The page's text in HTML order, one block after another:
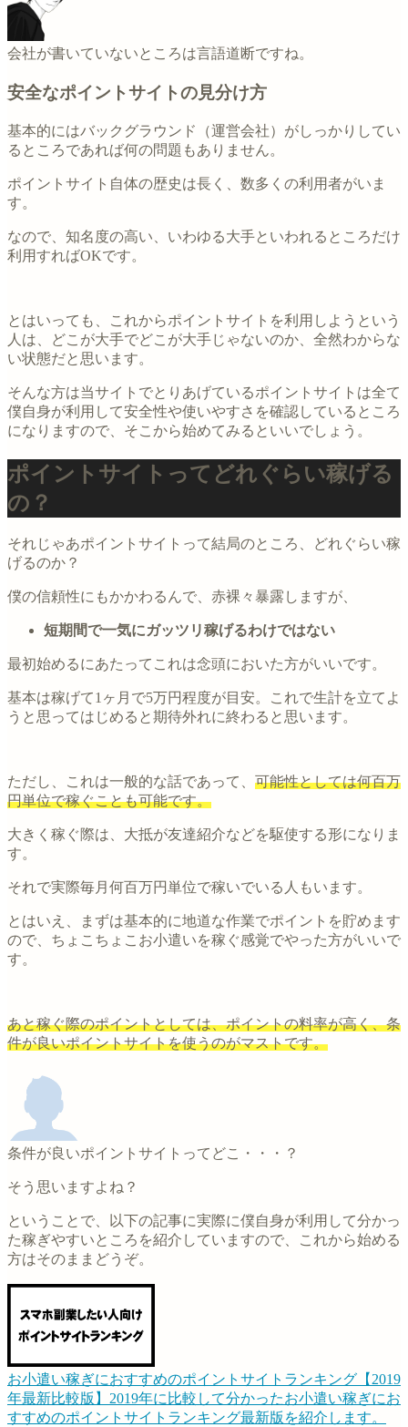
会社が書いていないところは言語道断ですね。
安全なポイントサイトの見分け方
基本的にはバックグラウンド（運営会社）がしっかりしてい
るところであれば何の問題もありません。
ポイントサイト自体の歴史は長く、数多くの利用者がいま
す。
なので、知名度の高い、いわゆる大手といわれるところだけ
利用すればOKです。
とはいっても、これからポイントサイトを利用しようという
人は、どこが大手でどこが大手じゃないのか、全然わからな
い状態だと思います。
そんな方は当サイトでとりあげているポイントサイトは全て
僕自身が利用して安全性や使いやすさを確認しているところ
になりますので、そこから始めてみるといいでしょう。
ポイントサイトってどれぐらい稼げる
の？
それじゃあポイントサイトって結局のところ、どれぐらい稼
げるのか？
僕の信頼性にもかかわるんで、赤裸々暴露しますが、
短期間で一気にガッツリ稼げるわけではない
最初始めるにあたってこれは念頭においた方がいいです。
基本は稼げて1ヶ月で5万円程度が目安。これで生計を立てよ
うと思ってはじめると期待外れに終わると思います。
ただし、これは一般的な話であって、 可能性としては何百万
円単位で稼ぐことも可能です。
大きく稼ぐ際は、大抵が友達紹介などを駆使する形になりま
す。
それで実際毎月何百万円単位で稼いでいる人もいます。
とはいえ、まずは基本的に地道な作業でポイントを貯めます
ので、ちょこちょこお小遣いを稼ぐ感覚でやった方がいいで
す。
あと稼ぐ際のポイントとしては、ポイントの料率が高く、条
件が良いポイントサイトを使うのがマストです。
条件が良いポイントサイトってどこ・・・？
そう思いますよね？
ということで、以下の記事に実際に僕自身が利用して分かっ
た稼ぎやすいところを紹介していますので、これから始める
方はそのままどうぞ。
お小遣い稼ぎにおすすめのポイントサイトランキング【2019
年最新比較版】 2019年に比較して分かったお小遣い稼ぎにお
すすめのポイントサイトランキング最新版を紹介します。